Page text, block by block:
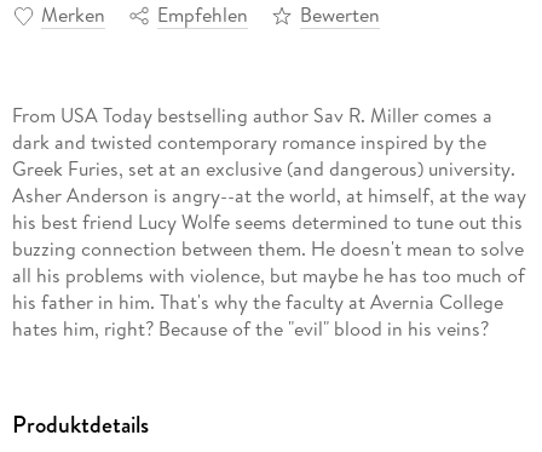
Merken Empfehlen Bewerten
From USA Today bestselling author Sav R. Miller comes a
dark and twisted contemporary romance inspired by the
Greek Furies, set at an exclusive (and dangerous) university.
Asher Anderson is angry--at the world, at himself, at the way
his best friend Lucy Wolfe seems determined to tune out this
buzzing connection between them. He doesn't mean to solve
all his problems with violence, but maybe he has too much of
his father in him. That's why the faculty at Avernia College
hates him, right? Because of the "evil" blood in his veins?
entering a twisting labyrinth of secret societies, human
Produktdetails